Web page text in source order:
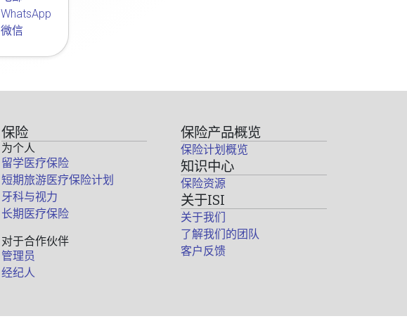
WhatsApp
微信
保险
为个人
留学医疗保险
短期旅游医疗保险计划
牙科与视力
长期医疗保险
对于合作伙伴
管理员
经纪人
保险产品概览
保险计划概览
知识中心
保险资源
关于ISI
关于我们
了解我们的团队
客户反馈